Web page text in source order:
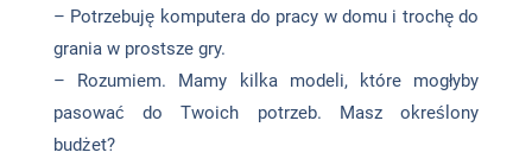
– Potrzebuję komputera do pracy w domu i trochę do
grania w prostsze gry.
– Rozumiem. Mamy kilka modeli, które mogłyby
pasować do Twoich potrzeb. Masz określony
budżet?